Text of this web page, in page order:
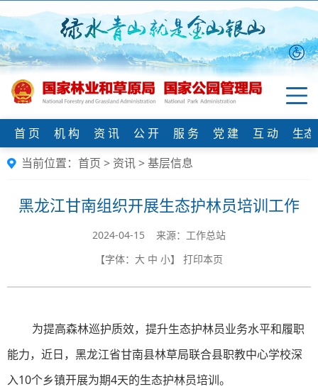
首 页 机 构 资 讯 公 开 服 务 党 建 互 动
生
当前位置： 首页 > 资讯>基层信息
黑龙江甘南组织开展生态护林员培训工作
2024-04-15 来源：工作总站
【字体： 大 中 小】 打印本页
为提高森林巡护质效， 提升生态护林员业务水平和履职
能力， 近日， 黑龙江省甘南县林草局联合县职教中心学校深
入10个乡镇开展为期4天的生态护林员培训。